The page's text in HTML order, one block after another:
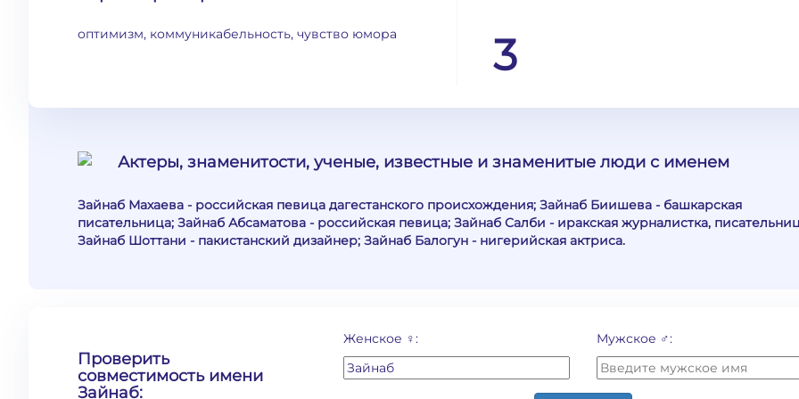
оптимизм, коммуникабельность, чувство юмора 3
Актеры, знаменитости, ученые, известные и знаменитые люди с именем
Зайнаб Махаева - российская певица дагестанского происхождения; Зайнаб Биишева - башкарская
писательница; Зайнаб Абсаматова - российская певица; Зайнаб Салби - иракская журналистка,
Зайнаб Шоттани - пакистанский дизайнер; Зайнаб Балогун - нигерийская актриса.
Проверить
совместимость имени
Зайнаб:
Женское ♀: Мужское ♂: